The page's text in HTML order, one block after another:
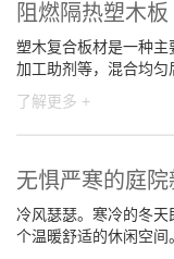
阻燃隔热塑木板
塑木复合板材是一种
加工助剂等，混合均
了解更多 +
无惧严寒的庭
冷风瑟瑟。寒冷的冬
个温暖舒适的休闲空